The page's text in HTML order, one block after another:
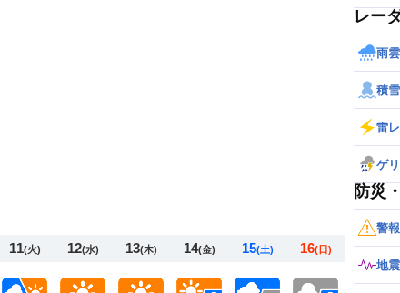
11(火) 12(水) 13(木) 14(金) 15(土) 16(日)
レー
雨
積
雷
ゲ
防災
警
地